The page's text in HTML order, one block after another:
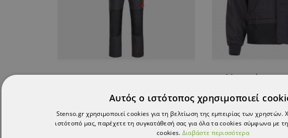
Μπουφάν
Αυτός ο ιστότοπος χρησιμοποιεί
Stenso.gr χρησιμοποιεί cookies για τη βελτίωση της εμπειρίας των χρηστών.
ιστότοπό μας, παρέχετε τη συγκατάθεσή σας για όλα τα cookies σύμφωνα με
cookies. Διαβάστε περισσότερα